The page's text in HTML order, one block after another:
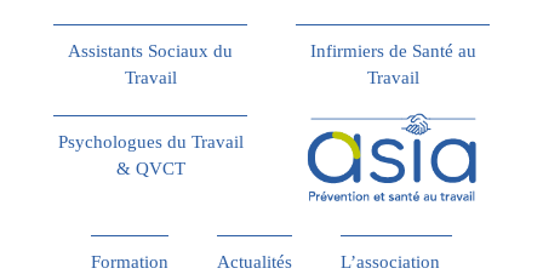
Assistants Sociaux du
Travail
Infirmiers de Santé au
Travail
Psychologues du Travail
& QVCT
Formation Actualités L’association